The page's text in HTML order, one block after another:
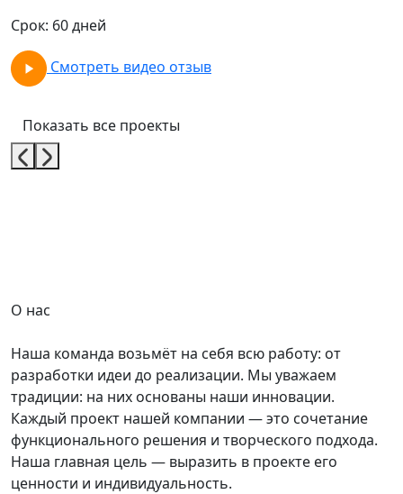
Срок: 60 дней
Смотреть видео отзыв
Показать все проекты
О нас
Наша команда возьмёт на себя всю работу: от
разработки идеи до реализации. Мы уважаем
традиции: на них основаны наши инновации.
Каждый проект нашей компании — это сочетание
функционального решения и творческого подхода.
Наша главная цель — выразить в проекте его
ценности и индивидуальность.